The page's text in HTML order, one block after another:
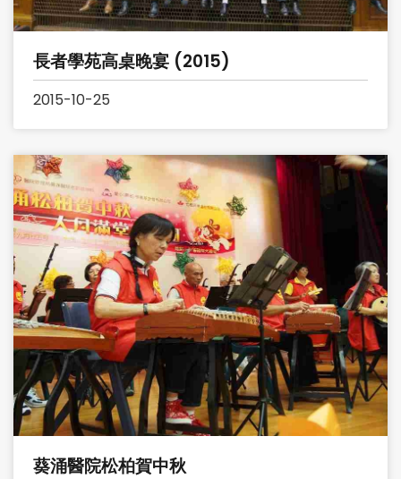
長者學苑高桌晚宴 (2015)
2015-10-25
葵涌醫院松柏賀中秋